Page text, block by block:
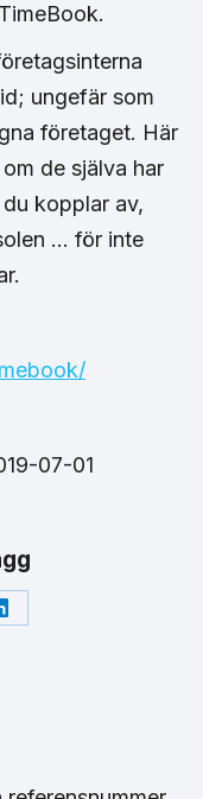
ungefär som
företaget. Här
de själva har
kopplar av,
… för inte
07-01